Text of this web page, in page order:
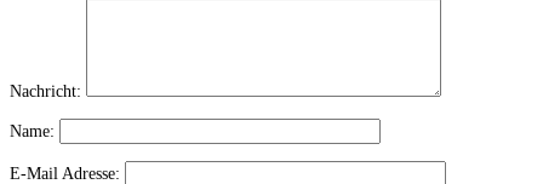
Nachricht:
Name:
E-Mail Adresse: